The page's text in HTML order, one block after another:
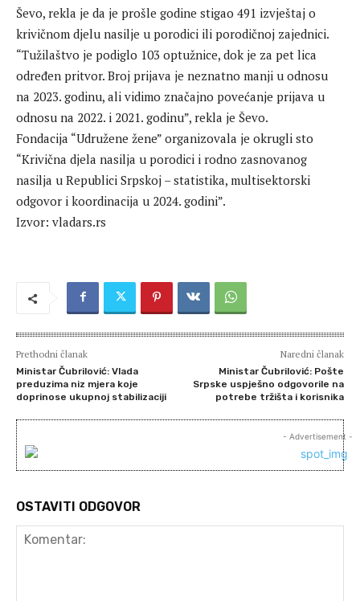
Ševo, rekla je da je prošle godine stigao 491 izvještaj o
krivičnom djelu nasilje u porodici ili porodičnoj zajednici.
“Tužilaštvo je podiglo 103 optužnice, dok je za pet lica
određen pritvor. Broj prijava je neznatno manji u odnosu
na 2023. godinu, ali vidimo značajno povećanje prijava u
odnosu na 2022. i 2021. godinu”, rekla je Ševo.
Fondacija “Udružene žene” organizovala je okrugli sto
“Krivična djela nasilja u porodici i rodno zasnovanog
nasilja u Republici Srpskoj – statistika, multisektorski
odgovor i koordinacija u 2024. godini”.
Izvor: vladars.rs
Prethodni članak
Ministar Čubrilović: Vlada
preduzima niz mjera koje
doprinose ukupnoj stabilizaciji
Naredni članak
Ministar Čubrilović: Pošte
Srpske uspješno odgovorile na
potrebe tržišta i korisnika
- Advertisement -
OSTAVITI ODGOVOR